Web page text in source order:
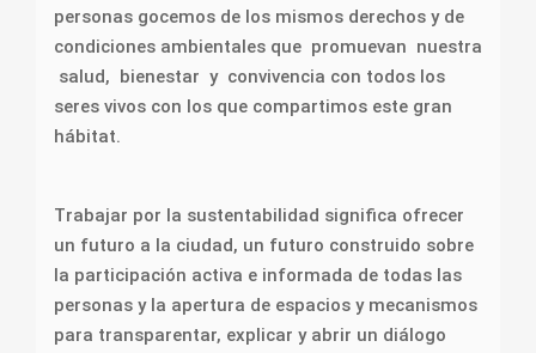
personas gocemos de los mismos derechos y de
condiciones ambientales que promuevan nuestra
salud, bienestar y convivencia con todos los
seres vivos con los que compartimos este gran
hábitat.
Trabajar por la sustentabilidad significa ofrecer
un futuro a la ciudad, un futuro construido sobre
la participación activa e informada de todas las
personas y la apertura de espacios y mecanismos
para transparentar, explicar y abrir un diálogo